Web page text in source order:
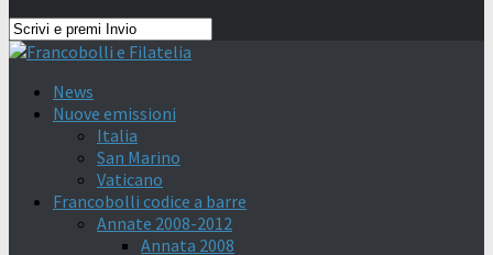
News
Nuove emissioni
Italia
San Marino
Vaticano
Francobolli codice a barre
Annate 2008-2012
Annata 2008